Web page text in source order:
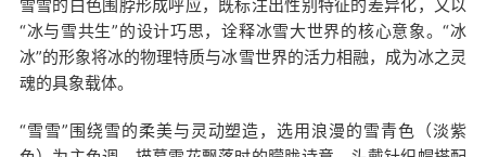
雪雪的白色围脖形成呼应，既标注出性别特征的差异化，又以
“冰与雪共生”的设计巧思，诠释冰雪大世界的核心意象。“冰
冰”的形象将冰的物理特质与冰雪世界的活力相融，成为冰之灵
魂的具象载体。
“雪雪”围绕雪的柔美与灵动塑造，选用浪漫的雪青色（淡紫